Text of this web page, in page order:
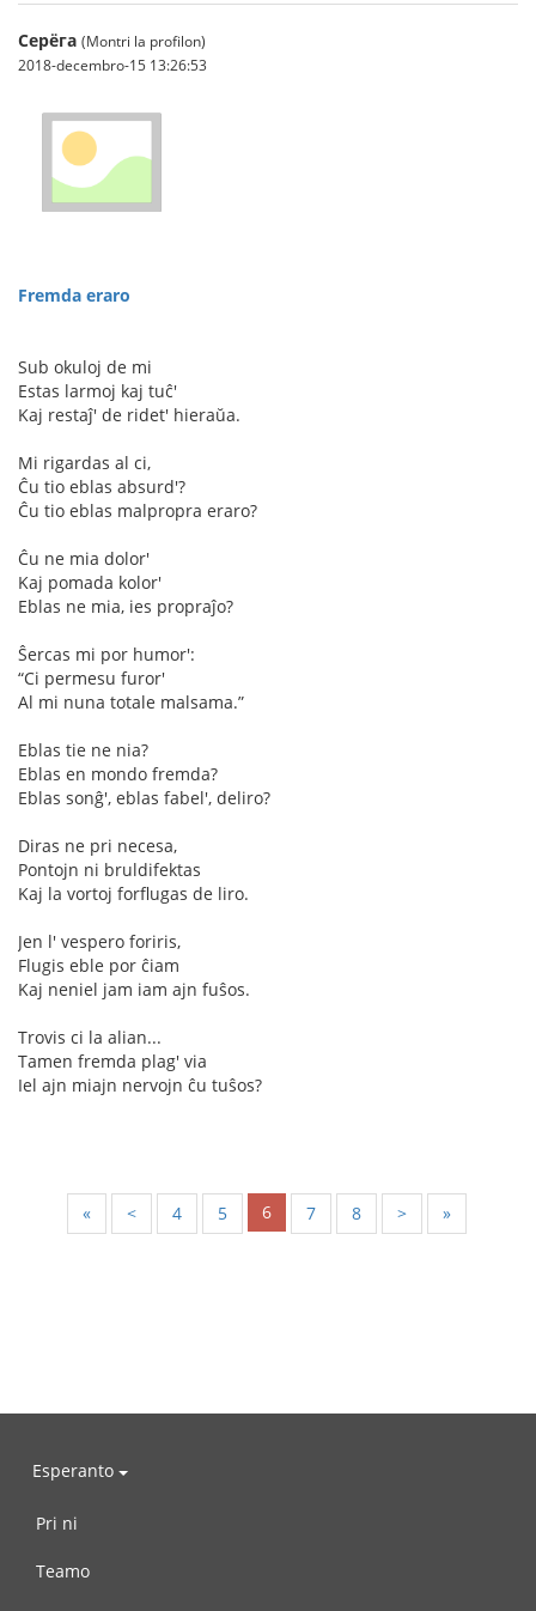
Серёга (Montri la profilon)
2018-decembro-15 13:26:53
Fremda eraro
Sub okuloj de mi
Estas larmoj kaj tuĉ'
Kaj restaĵ' de ridet' hieraŭa.
Mi rigardas al ci,
Ĉu tio eblas absurd'?
Ĉu tio eblas malpropra eraro?
Ĉu ne mia dolor'
Kaj pomada kolor'
Eblas ne mia, ies propraĵo?
Ŝercas mi por humor':
“Ci permesu furor'
Al mi nuna totale malsama.”
Eblas tie ne nia?
Eblas en mondo fremda?
Eblas sonĝ', eblas fabel', deliro?
Diras ne pri necesa,
Pontojn ni bruldifektas
Kaj la vortoj forflugas de liro.
Jen l' vespero foriris,
Flugis eble por ĉiam
Kaj neniel jam iam ajn fuŝos.
Trovis ci la alian...
Tamen fremda plag' via
Iel ajn miajn nervojn ĉu tuŝos?
« < 4 5 6 7 8 > »
Esperanto
Pri ni
Teamo